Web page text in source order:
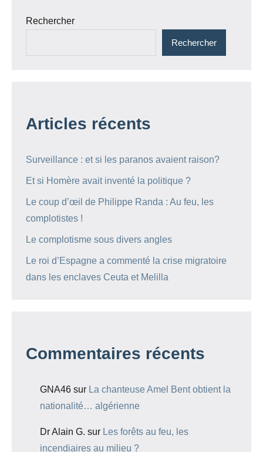
Rechercher
Rechercher
Articles récents
Surveillance : et si les paranos avaient raison?
Et si Homère avait inventé la politique ?
Le coup d’œil de Philippe Randa : Au feu, les
complotistes !
Le complotisme sous divers angles
Le roi d’Espagne a commenté la crise migratoire
dans les enclaves Ceuta et Melilla
Commentaires récents
GNA46 sur La chanteuse Amel Bent obtient la
nationalité… algérienne
Dr Alain G. sur Les forêts au feu, les
incendiaires au milieu ?